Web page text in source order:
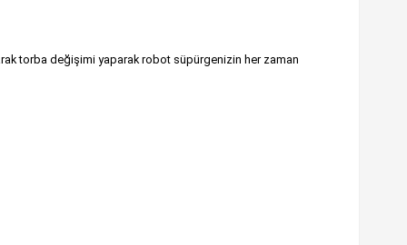
torba değişimi yaparak robot süpürgenizin her zaman